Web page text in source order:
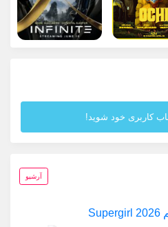
کاربری خود شوید!
آرشیو